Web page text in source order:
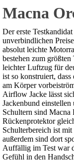
Macna
Der erste
unverbindlichen
absolut leichte
bestehen zum
leichter Luftzug für
ist so konstruiert,
am Körper
Airflow Jacke lässt
Jackenbund
Schultern sind
Rückenprotektor
Schulterbereich ist
außerdem sind dort
Auffällig im Test war
Gefühl in den